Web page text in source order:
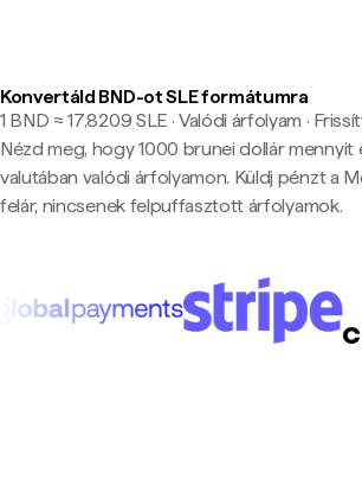
Konvertáld BND-ot SLE formátumra
1 BND ≈ 17,8209 SLE · Valódi árfolyam ·
Nézd meg, hogy 1000 brunei dollár mennyit
valutában valódi árfolyamon. Küldj pénzt a
felár, nincsenek felpuffasztott árfolyamok.